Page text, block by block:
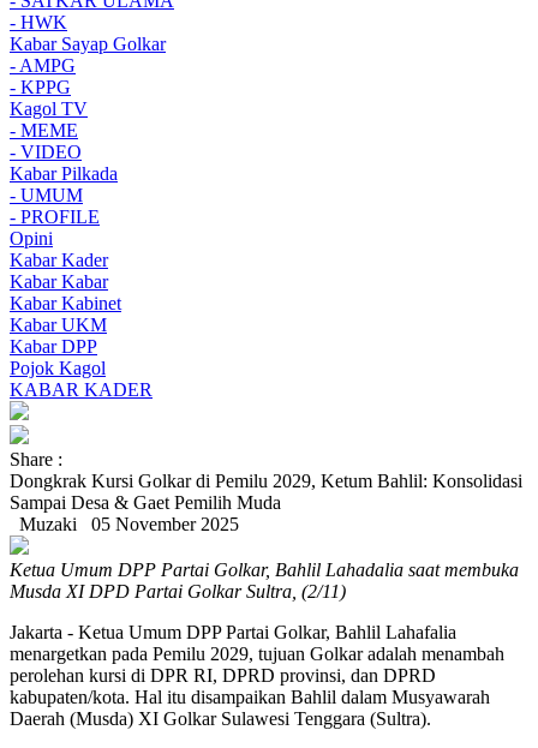
- HWK
Kabar Sayap Golkar
- AMPG
- KPPG
Kagol TV
- MEME
- VIDEO
Kabar Pilkada
- UMUM
- PROFILE
Opini
Kabar Kader
Kabar Kabar
Kabar Kabinet
Kabar UKM
Kabar DPP
Pojok Kagol
KABAR KADER
Share :
Dongkrak Kursi Golkar di Pemilu 2029, Ketum Bahlil: Konsolidasi
Sampai Desa & Gaet Pemilih Muda
Muzaki
05 November 2025
Ketua Umum DPP Partai Golkar, Bahlil Lahadalia saat membuka
Musda XI DPD Partai Golkar Sultra, (2/11)
Jakarta - Ketua Umum DPP Partai Golkar, Bahlil Lahafalia
menargetkan pada Pemilu 2029, tujuan Golkar adalah menambah
perolehan kursi di DPR RI, DPRD provinsi, dan DPRD
kabupaten/kota. Hal itu disampaikan Bahlil dalam Musyawarah
Daerah (Musda) XI Golkar Sulawesi Tenggara (Sultra).